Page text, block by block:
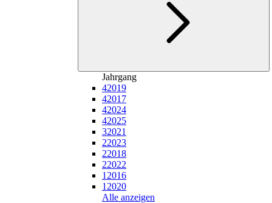
Jahrgang
42019
42017
42024
42025
32021
22023
22018
22022
1 2016
1 2020
Alle anzeigen